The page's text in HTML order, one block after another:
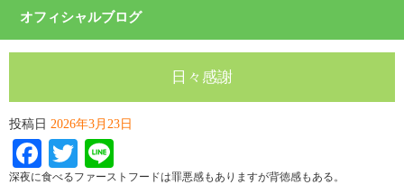
オフィシャルブログ
日々感謝
投稿日 2026年3月23日
Facebook
Twitter
深夜に食べるファーストフードは罪悪感もありますが背徳感もある。